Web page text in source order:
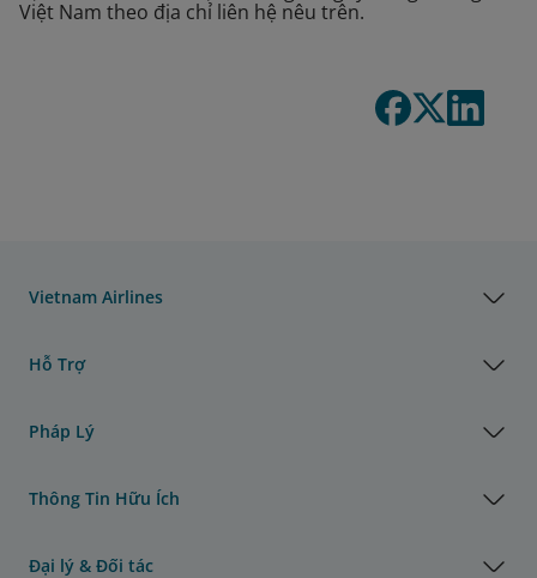
Việt Nam theo địa chỉ liên hệ nêu trên.
Vietnam Airlines
Hỗ Trợ
Pháp Lý
Thông Tin Hữu Ích
Đại lý & Đối tác